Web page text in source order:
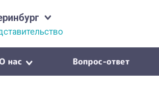
нас Вопрос-ответ